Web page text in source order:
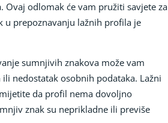
odlomak će vam pružiti savjete za
u prepoznavanju lažnih profila je
sumnjivih znakova može vam
nedostatak osobnih podataka. Lažni
da profil nema dovoljno
znak su neprikladne ili previše